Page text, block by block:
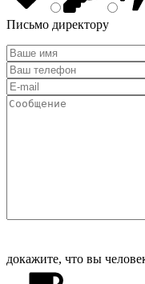
Письмо директору
докажите, что вы